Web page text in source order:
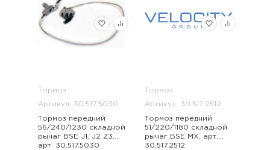
Тормоз
Артикул: 30.517.5030
Тормоз передний
56/240/1230 складной
рычаг BSE J1, J2 Z3,
арт. 30.517.5030
Тормоз
Артикул: 30.517.2512
Тормоз передний
51/220/1180 складной
рычаг BSE MX, арт.
30.517.2512